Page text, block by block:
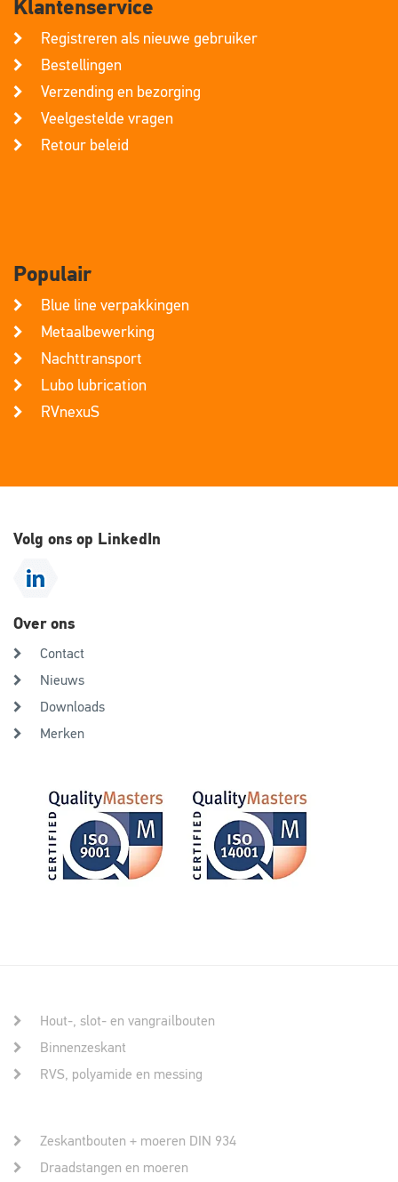
Registreren als nieuwe gebruiker
Bestellingen
Verzending en bezorging
Veelgestelde vragen
Retour beleid
Blue line verpakkingen
Metaalbewerking
Nachttransport
Lubo lubrication
RVnexuS
Contact
Nieuws
Downloads
Merken
Binnenzeskant
RVS, polyamide en messing
Draadstangen en moeren
Verankering en pluggen